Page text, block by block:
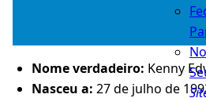
No
Nome verdadeiro: Kenny
Nasceu a: 27 de julho de